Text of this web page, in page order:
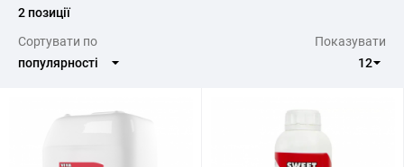
2 позиції
Cортувати по
Показувати